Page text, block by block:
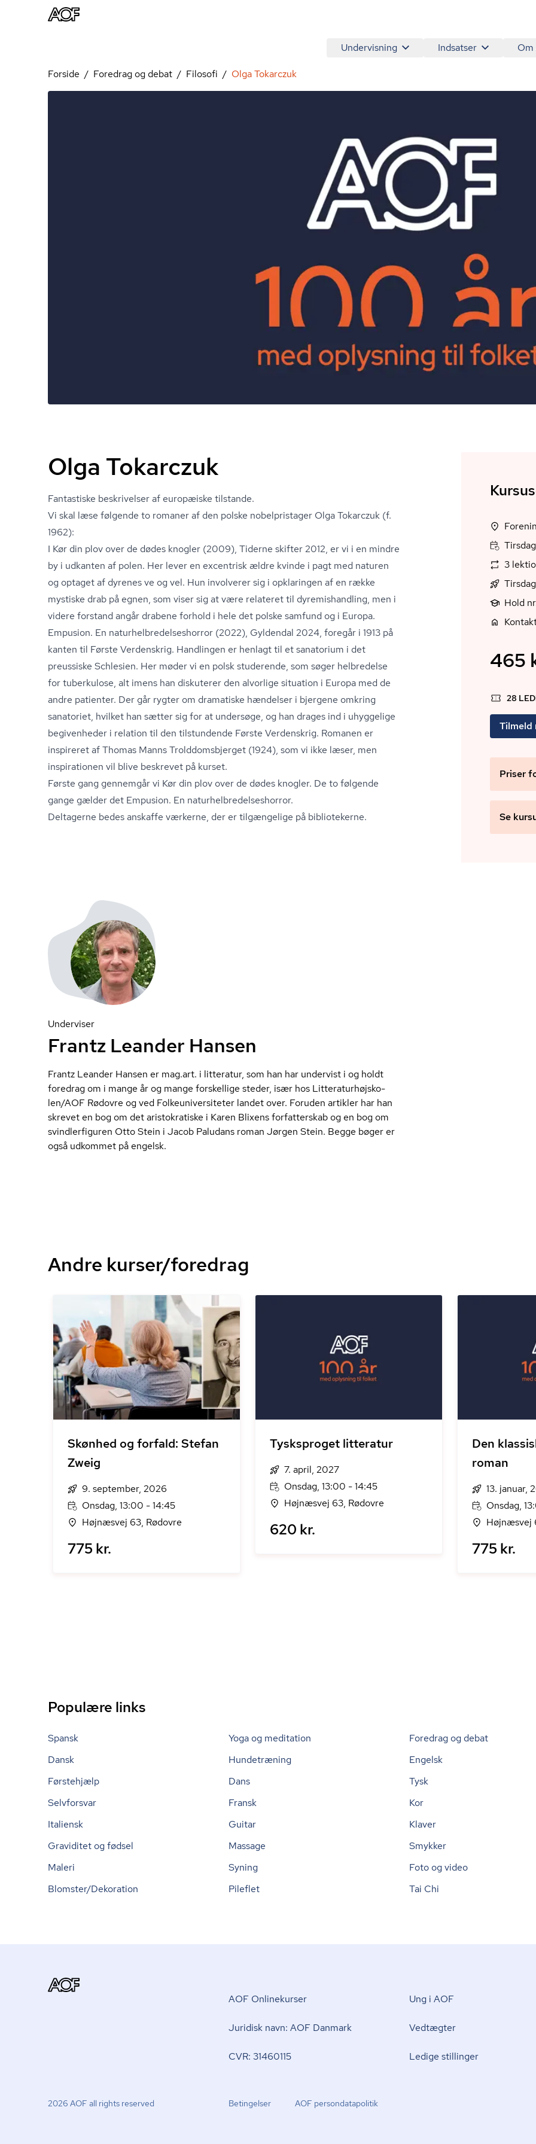
Undervisning Indsatser Om
Forside Foredrag og debat Filosofi Olga Tokarczuk
Olga Tokarczuk
Fantastiske beskrivelser af europæiske tilstande.
Vi skal læse følgende to romaner af den polske nobelpristager Olga Tokarczuk (f.
1962):
I Kør din plov over de dødes knogler (2009), Tiderne skifter 2012, er vi i en mindre
by i udkanten af polen. Her lever en excentrisk ældre kvinde i pagt med naturen
og optaget af dyrenes ve og vel. Hun involverer sig i opklaringen af en række
mystiske drab på egnen, som viser sig at være relateret til dy­re­mis­hand­ling, men i
videre forstand angår drabene forhold i hele det polske samfund og i Europa.
Empusion. En na­tur­hel­bre­del­ses­hor­ror (2022), Gyldendal 2024, foregår i 1913 på
kanten til Første Verdenskrig. Handlingen er henlagt til et sanatorium i det
preussiske Schlesien. Her møder vi en polsk studerende, som søger helbredelse
for tuberkulose, alt imens han diskuterer den alvorlige situation i Europa med de
andre patienter. Der går rygter om dramatiske hændelser i bjergene omkring
sanatoriet, hvilket han sætter sig for at undersøge, og han drages ind i uhyggelige
begivenheder i relation til den tilstundende Første Verdenskrig. Romanen er
inspireret af Thomas Manns Trold­doms­b­jer­get (1924), som vi ikke læser, men
inspirationen vil blive beskrevet på kurset.
Første gang gennemgår vi Kør din plov over de dødes knogler. De to følgende
gange gælder det Empusion. En na­tur­hel­bre­del­ses­hor­ror.
Deltagerne bedes anskaffe værkerne, der er tilgængelige på bibliotekerne.
3
Hold
465
28
Tilmeld
Priser
Se
Underviser
Frantz Leander Hansen
Frantz Leander Hansen er mag.art. i litteratur, som han har undervist i og holdt
foredrag om i mange år og mange forskellige steder, især hos Lit­te­ra­tur­højsko­
len/AOF Rødovre og ved Fol­ke­u­ni­ver­si­te­ter landet over. Foruden artikler har han
skrevet en bog om det aristokratiske i Karen Blixens forfatterskab og en bog om
svind­ler­fi­gu­ren Otto Stein i Jacob Paludans roman Jørgen Stein. Begge bøger er
også udkommet på engelsk.
Andre kurser/foredrag
Skønhed og forfald: Stefan
Zweig
9. september, 2026
Onsdag, 13:00 - 14:45
Højnæsvej 63, Rødovre
775 kr.
Tysksproget litteratur
7. april, 2027
Onsdag, 13:00 - 14:45
Højnæsvej 63, Rødovre
620 kr.
Den
roman
13. januar,
Onsdag,
Højnæsvej
775 kr.
Populære links
Spansk Yoga og meditation Foredrag og debat
Dansk
Hundetræning Engelsk
Førstehjælp
Dans Tysk
Selvforsvar
Fransk Kor
Italiensk
Guitar Klaver
Graviditet og fødsel
Massage Smykker
Maleri
Syning Foto og video
Blomster/Dekoration
Pileflet Tai Chi
AOF Onlinekurser
Juridisk navn: AOF Danmark
CVR: 31460115
Ung i AOF
Vedtægter
Ledige stillinger
2026 AOF all rights reserved Betingelser
AOF per­son­da­ta­po­li­tik